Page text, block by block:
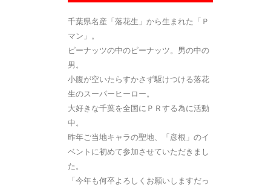
千葉県名産「落花生」から生まれた「Ｐ
マン」。
ピーナッツの中のピーナッツ。男の中の
男。
小腹が空いたらすかさず駆けつける落花
生のスーパーヒーロー。
大好きな千葉を全国にＰＲする為に活動
中。
昨年ご当地キャラの聖地、「彦根」のイ
ベントに初めて参加させていただきまし
た。
「今年も何卒よろしくお願いしますだっ